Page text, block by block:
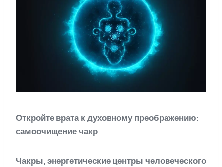
Откройте врата к духовному преображению:
самоочищение чакр
Чакры, энергетические центры человеческого